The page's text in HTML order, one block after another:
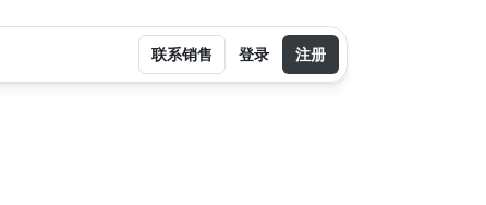
联系销售 登录 注册